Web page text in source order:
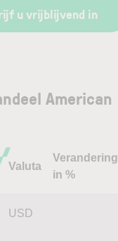
u vrijblijvend in
American
Valuta
Verandering
in %
USD